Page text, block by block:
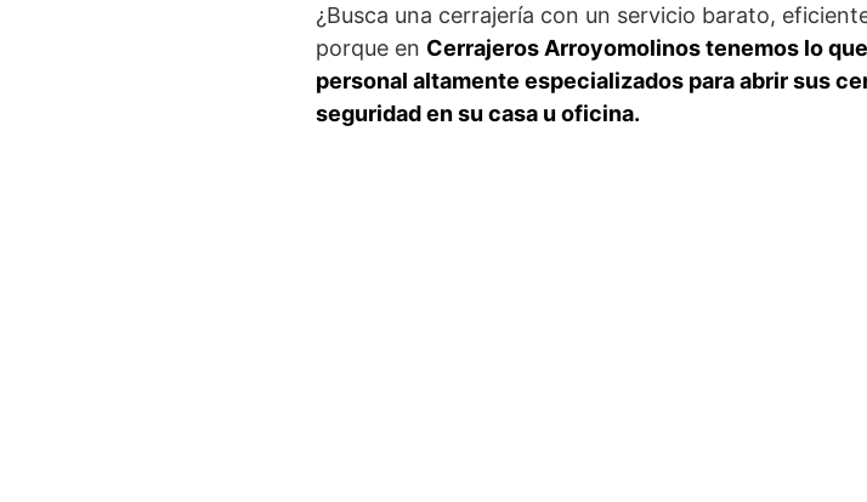
¿Busca una cerrajería con un servicio barato,
porque en Cerrajeros Arroyomolinos tenemos lo
personal altamente especializados para abrir sus
seguridad en su casa u oficina.